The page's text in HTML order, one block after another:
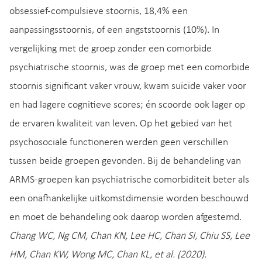
obsessief-compulsieve stoornis, 18,4% een
aanpassingsstoornis, of een angststoornis (10%). In
vergelijking met de groep zonder een comorbide
psychiatrische stoornis, was de groep met een comorbide
stoornis significant vaker vrouw, kwam suïcide vaker voor
en had lagere cognitieve scores; én scoorde ook lager op
de ervaren kwaliteit van leven. Op het gebied van het
psychosociale functioneren werden geen verschillen
tussen beide groepen gevonden. Bij de behandeling van
ARMS-groepen kan psychiatrische comorbiditeit beter als
een onafhankelijke uitkomstdimensie worden beschouwd
en moet de behandeling ook daarop worden afgestemd.
Chang WC, Ng CM, Chan KN, Lee HC, Chan SI, Chiu SS, Lee
HM, Chan KW, Wong MC, Chan KL, et al. (2020).